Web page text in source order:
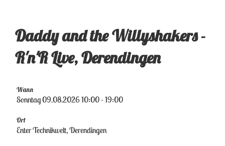
Daddy and the Willyshakers -
R'n'R Live, Derendingen
Wann
Sonntag 09.08.2026 10:00 - 19:00
Ort
Enter Technikwelt, Derendingen